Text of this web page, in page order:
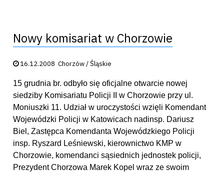
Nowy komisariat w Chorzowie
Data publikacji:
16.12.2008 Chorzów / Śląskie
15 grudnia br. odbyło się oficjalne otwarcie nowej
siedziby Komisariatu Policji II w Chorzowie przy ul.
Moniuszki 11. Udział w uroczystości wzięli Komendant
Wojewódzki Policji w Katowicach nadinsp. Dariusz
Biel, Zastępca Komendanta Wojewódzkiego Policji
insp. Ryszard Leśniewski, kierownictwo KMP w
Chorzowie, komendanci sąsiednich jednostek policji,
Prezydent Chorzowa Marek Kopel wraz ze swoim